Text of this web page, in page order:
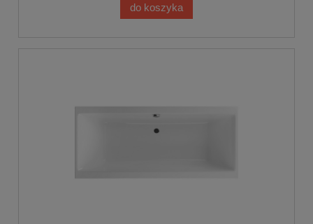
do koszyka